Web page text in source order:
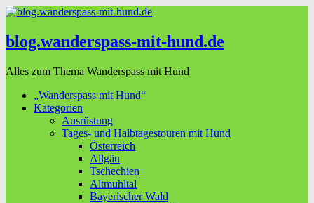
blog.wanderspass-mit-hund.de
Alles zum Thema Wanderspass mit Hund
„Wanderspass mit Hund“
Kategorien
Ausrüstung
Tages- und Halbtagestouren mit Hund
Österreich
Allgäu
Tschechien
Altmühltal
Bayerischer Wald